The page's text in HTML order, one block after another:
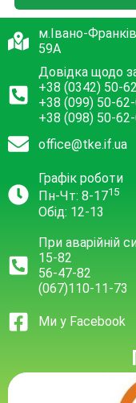
м.Івано-
59А
Довідка щодо
+38 (0342) 50-
+38 (099) 50-
+38 (098) 50-
office@tke.if.ua
Графік роботи
Пн-Чт: 8-1715
Обід: 12-13
При аварійній
15-82
56-47-82
(067)110-11-73
Ми у Facebook